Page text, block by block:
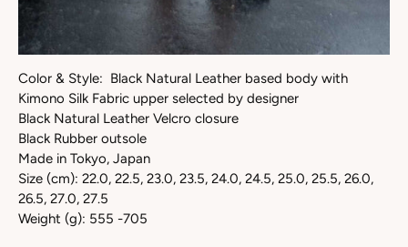
Color & Style: Black Natural Leather based body with
Kimono Silk Fabric upper selected by designer
Black Natural Leather Velcro closure
Black Rubber outsole
Made in Tokyo, Japan
Size (cm): 22.0, 22.5, 23.0, 23.5, 24.0, 24.5, 25.0, 25.5, 26.0,
26.5, 27.0, 27.5
Weight (g): 555 -705